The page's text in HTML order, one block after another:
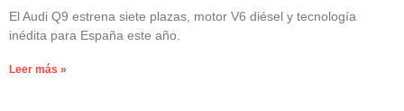
El Audi Q9 estrena siete plazas, motor V6 diésel y tecnología
inédita para España este año.
Leer más »